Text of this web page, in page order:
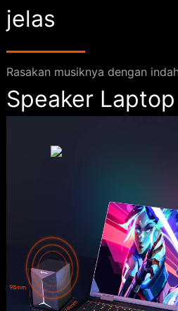
jelas
Rasakan musiknya dengan
Speaker